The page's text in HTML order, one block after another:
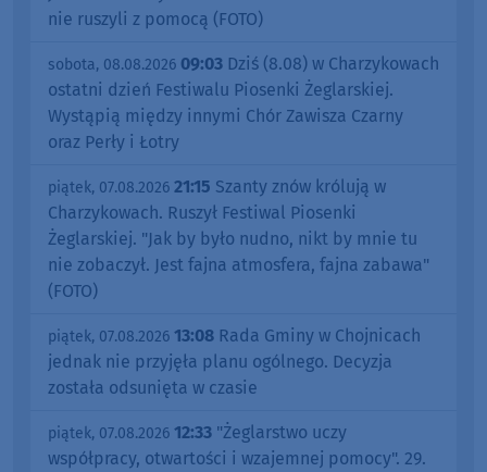
nie ruszyli z pomocą (FOTO)
sobota, 08.08.2026 09:03 Dziś (8.08) w Charzykowach
ostatni dzień Festiwalu Piosenki Żeglarskiej.
Wystąpią między innymi Chór Zawisza Czarny
oraz Perły i Łotry
piątek, 07.08.2026 21:15 Szanty znów królują w
Charzykowach. Ruszył Festiwal Piosenki
Żeglarskiej. "Jak by było nudno, nikt by mnie tu
nie zobaczył. Jest fajna atmosfera, fajna zabawa"
(FOTO)
piątek, 07.08.2026 13:08 Rada Gminy w Chojnicach
jednak nie przyjęła planu ogólnego. Decyzja
została odsunięta w czasie
piątek, 07.08.2026 12:33 "Żeglarstwo uczy
współpracy, otwartości i wzajemnej pomocy". 29.